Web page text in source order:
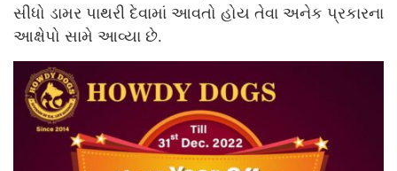
સીધો ડામર પાથરી દેવામાં આવતો હોય તેવા અનેક પ્રકારના
આક્ષેપો સામે આવ્યા છે.